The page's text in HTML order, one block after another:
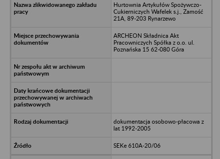
Hurtownia Artykułów Spożywczo-
Cukierniczych Wafelek s.j., Zamość
21A, 89-203 Rynarzewo
ARCHEON Składnica Akt
Pracowniczych Spółka z o.o. ul.
Poznańska 15 62-080 Góra
dokumentacja osobowo-płacowa z
lat 1992-2005
SEKe 610A-20/06